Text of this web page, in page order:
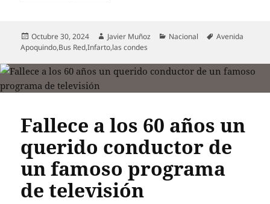
Publicado
el
Octubre 30, 2024 Autor
Javier Muñoz Categorías
Nacional Etiquetas
Avenida
Apoquindo,Bus Red,Infarto,las condes
Fallece a los 60 años un
querido conductor de
un famoso programa
de televisión